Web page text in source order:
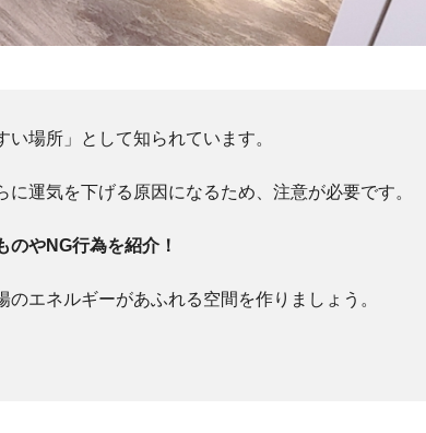
場所」として知られています。
運気を下げる原因になるため、注意が必要です。
のやNG行為を紹介！
エネルギーがあふれる空間を作りましょう。